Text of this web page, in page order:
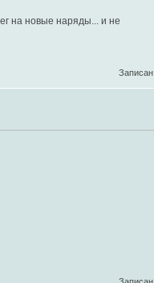
на новые наряды... и не
Записан